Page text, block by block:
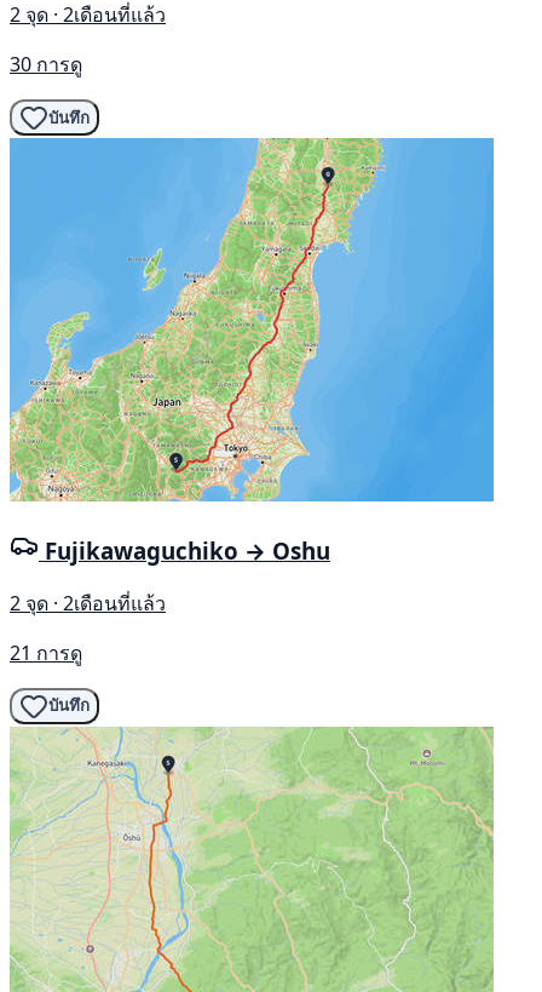
2 จุด · 2เดือนที่แล้ว
30 การดู
บันทึก
Fujikawaguchiko → Oshu
2 จุด · 2เดือนที่แล้ว
21 การดู
บันทึก